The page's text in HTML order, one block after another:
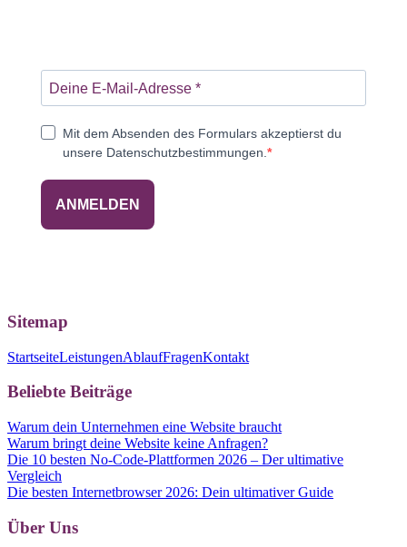
Mit dem Absenden des Formulars akzeptierst du
unsere Datenschutzbestimmungen.
ANMELDEN
Sitemap
StartseiteLeistungenAblaufFragenKontakt
Beliebte Beiträge
Warum dein Unternehmen eine Website braucht
Warum bringt deine Website keine Anfragen?
Die 10 besten No-Code-Plattformen 2026 – Der ultimative
Vergleich
Die besten Internetbrowser 2026: Dein ultimativer Guide
Über Uns